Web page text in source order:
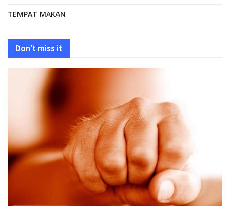
TEMPAT MAKAN
Don't miss it